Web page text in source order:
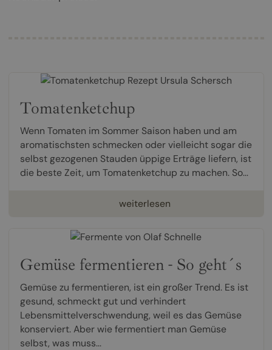
Tomatenketchup
Wenn Tomaten im Sommer Saison haben und am
aromatischsten schmecken oder vielleicht sogar die
selbst gezogenen Stauden üppige Erträge liefern, ist
die beste Zeit, um Tomatenketchup zu machen. So...
weiterlesen
Gemüse fermentieren - So geht´s
Gemüse zu fermentieren, ist ein großer Trend. Es ist
gesund, schmeckt gut und verhindert
Lebensmittelverschwendung, weil es das Gemüse
konserviert. Aber wie fermentiert man Gemüse
selbst, was muss...